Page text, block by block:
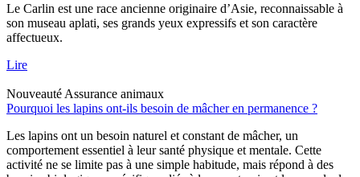
Le Carlin est une race ancienne originaire d’Asie, reconnaissable à
son museau aplati, ses grands yeux expressifs et son caractère
affectueux.
Lire
Nouveauté Assurance animaux
Pourquoi les lapins ont-ils besoin de mâcher en permanence ?
Les lapins ont un besoin naturel et constant de mâcher, un
comportement essentiel à leur santé physique et mentale. Cette
activité ne se limite pas à une simple habitude, mais répond à des